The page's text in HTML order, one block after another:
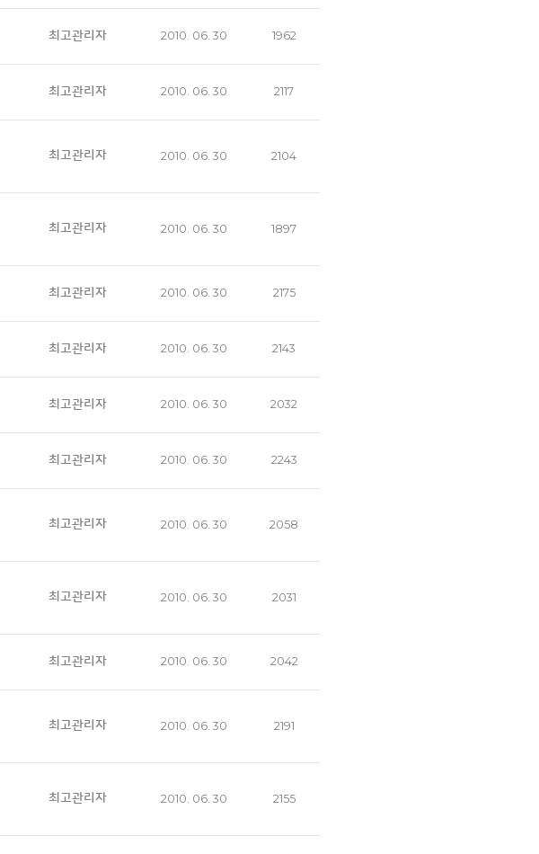
최고관리자 2010. 06. 30 1962
최고관리자 2010. 06. 30 2117
최고관리자 2010. 06. 30 2104
최고관리자 2010. 06. 30 1897
최고관리자 2010. 06. 30 2175
최고관리자 2010. 06. 30 2143
최고관리자 2010. 06. 30 2032
최고관리자 2010. 06. 30 2243
최고관리자 2010. 06. 30 2058
최고관리자 2010. 06. 30 2031
최고관리자 2010. 06. 30 2042
최고관리자 2010. 06. 30 2191
최고관리자 2010. 06. 30 2155